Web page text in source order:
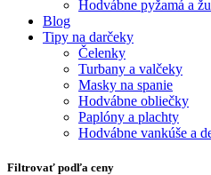
Hodvábne pyžamá a
Blog
Tipy na darčeky
Čelenky
Turbany a valčeky
Masky na spanie
Hodvábne obliečky
Paplóny a plachty
Hodvábne vankúše a
Filtrovať podľa ceny